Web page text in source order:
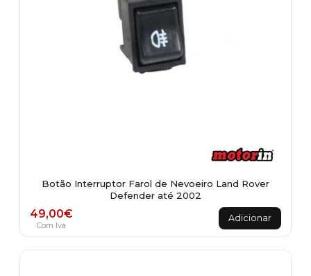
Botão Interruptor Farol de Nevoeiro Land Rover
Defender até 2002
49,00€
Com Iva
Adicionar